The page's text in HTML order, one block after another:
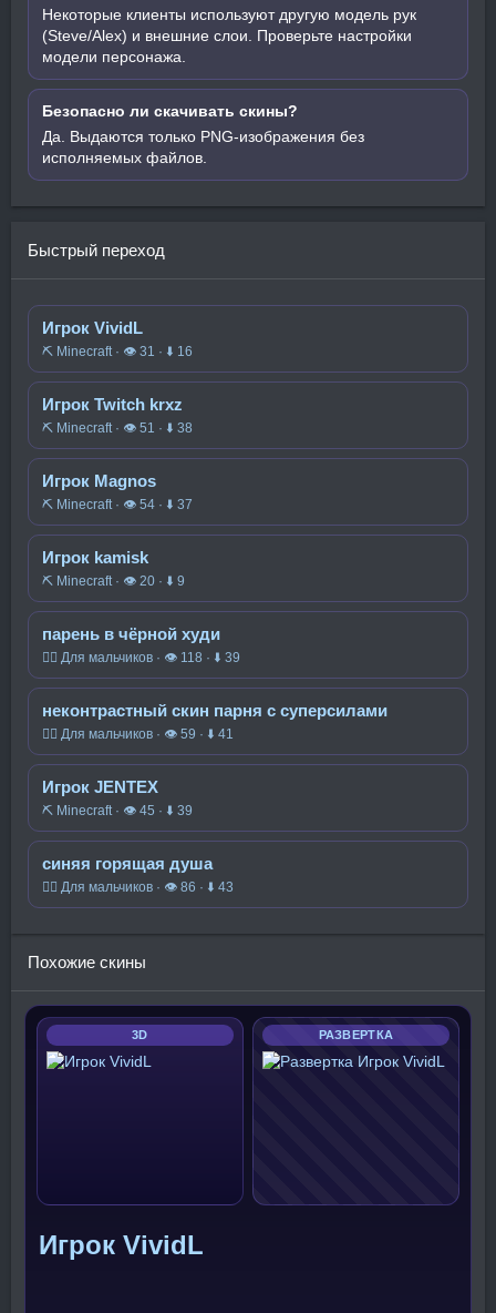
Некоторые клиенты используют другую модель рук
(Steve/Alex) и внешние слои. Проверьте настройки
модели персонажа.
Безопасно ли скачивать скины?
Да. Выдаются только PNG-изображения без
исполняемых файлов.
Быстрый переход
Игрок VividL
⛏️ Minecraft · 👁 31 · ⬇ 16
Игрок Twitch krxz
⛏️ Minecraft · 👁 51 · ⬇ 38
Игрок Magnos
⛏️ Minecraft · 👁 54 · ⬇ 37
Игрок kamisk
⛏️ Minecraft · 👁 20 · ⬇ 9
парень в чёрной худи
🧍‍♂️ Для мальчиков · 👁 118 · ⬇ 39
неконтрастный скин парня с суперсилами
🧍‍♂️ Для мальчиков · 👁 59 · ⬇ 41
Игрок JENTEX
⛏️ Minecraft · 👁 45 · ⬇ 39
синяя горящая душа
🧍‍♂️ Для мальчиков · 👁 86 · ⬇ 43
Похожие скины
3D РАЗВЕРТКА
Игрок VividL